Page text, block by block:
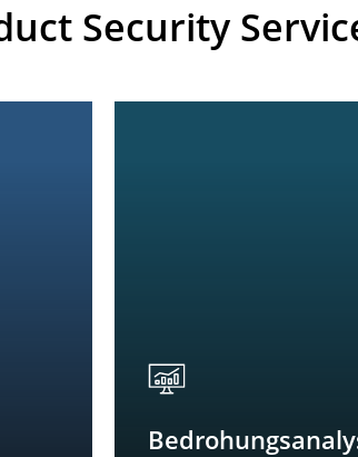
Security